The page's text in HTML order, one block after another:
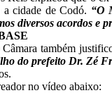
a cidade de Codó. “O
diversos acordos e
também
do prefeito Dr. Zé
no vídeo abaixo: